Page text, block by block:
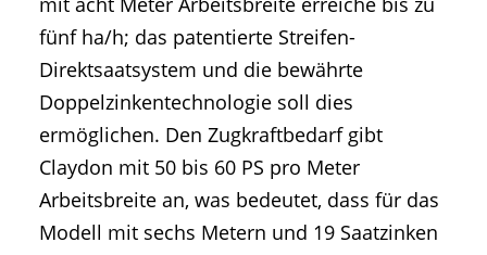
fünf ha/h; das patentierte Streifen-
Direktsaatsystem und die bewährte
Doppelzinkentechnologie soll dies
ermöglichen. Den Zugkraftbedarf gibt
Claydon mit 50 bis 60 PS pro Meter
Arbeitsbreite an, was bedeutet, dass für das
Modell mit sechs Metern und 19 Saatzinken